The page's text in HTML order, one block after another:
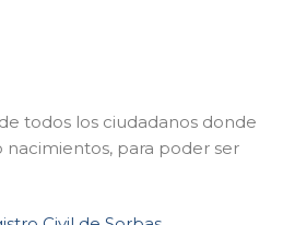
todos los ciudadanos donde
para poder ser